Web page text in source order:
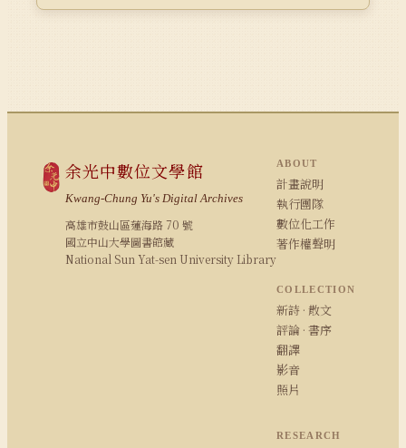
余光中數位文學館
Kwang-Chung Yu's Digital Archives
高雄市鼓山區蓮海路 70 號
國立中山大學圖書館藏
National Sun Yat-sen University Library
ABOUT
計畫說明
執行團隊
數位化工作
著作權聲明
COLLECTION
新詩 · 散文
評論 · 書序
翻譯
影音
照片
RESEARCH